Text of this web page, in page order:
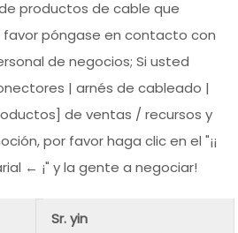
productos de cable que
póngase en contacto con
de negocios; Si usted
| arnés de cableado |
de ventas / recursos y
por favor haga clic en el "¡¡
← ¡" y la gente a negociar!
Sr. yin